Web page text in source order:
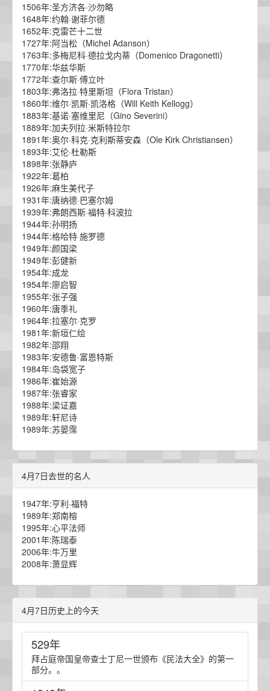
1506年:圣方济各·沙勿略
1648年:约翰·谢菲尔德
1652年:克雷芒十二世
1727年:阿当松（Michel Adanson）
1763年:多梅尼科·德拉戈内蒂（Domenico Dragonetti）
1770年:华兹华斯
1772年:查尔斯·傅立叶
1803年:弗洛拉·特里斯坦（Flora Tristan）
1860年:维尔·凯斯·凯洛格（Will Keith Kellogg）
1883年:基诺·塞维里尼（Gino Severini）
1889年:加夫列拉·米斯特拉尔
1891年:奥尔·科克·克利斯蒂安森（Ole Kirk Christiansen）
1893年:艾伦·杜勒斯
1898年:张静庐
1922年:葛柏
1926年:麻生美代子
1931年:唐纳德·巴塞尔姆
1939年:弗朗西斯·福特·科波拉
1944年:孙明扬
1944年:格哈特·施罗德
1949年:颜国梁
1949年:彭健新
1954年:成龙
1954年:廖启智
1955年:张子强
1960年:唐季礼
1964年:拉塞尔·克罗
1981年:新垣仁绘
1982年:邵翔
1983年:安德鲁·富恩特斯
1984年:岛袋宽子
1986年:崔始源
1987年:张睿家
1988年:梁证嘉
1989年:轩尼诗
1989年:苏晏霈
4月7日去世的名人
1947年:亨利·福特
1989年:郑南榕
1995年:心平法师
2001年:陈瑞泰
2006年:牛万里
2008年:萧显辉
4月7日历史上的今天
529年
拜占庭帝国皇帝查士丁尼一世颁布《民法大全》的第一
部分。。